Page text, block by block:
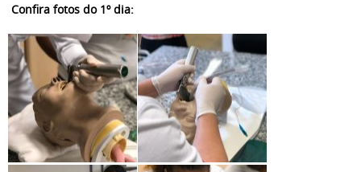
Confira fotos do 1º dia: